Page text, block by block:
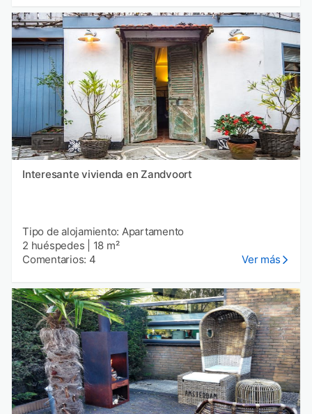
Interesante vivienda en Zandvoort
Tipo de alojamiento: Apartamento
2 huéspedes
18 m²
Comentarios: 4
Ver más